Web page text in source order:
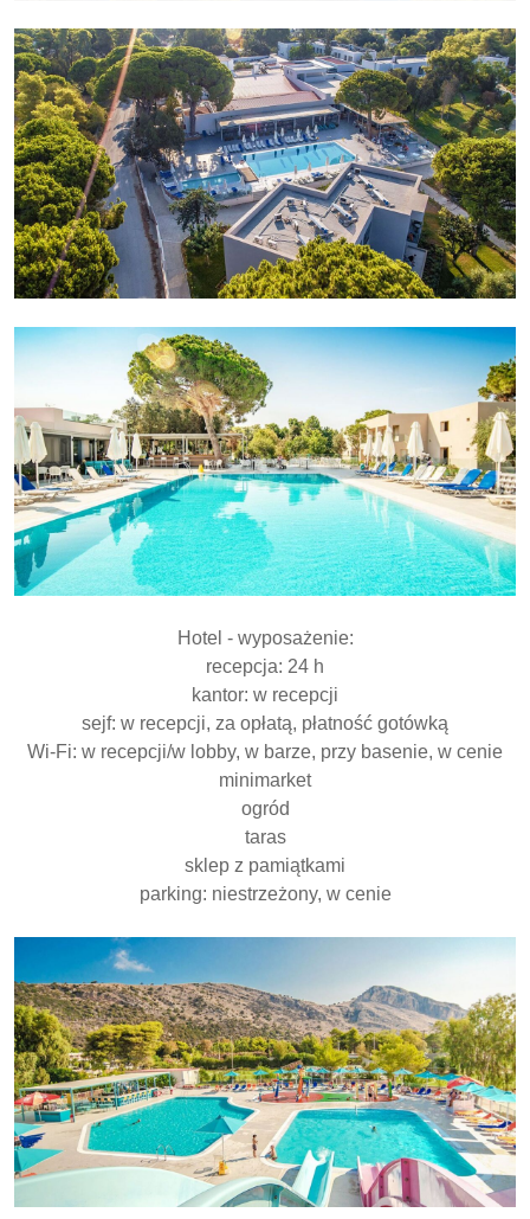
Hotel - wyposażenie:
recepcja: 24 h
kantor: w recepcji
sejf: w recepcji, za opłatą, płatność gotówką
Wi-Fi: w recepcji/w lobby, w barze, przy basenie, w cenie
minimarket
ogród
taras
sklep z pamiątkami
parking: niestrzeżony, w cenie